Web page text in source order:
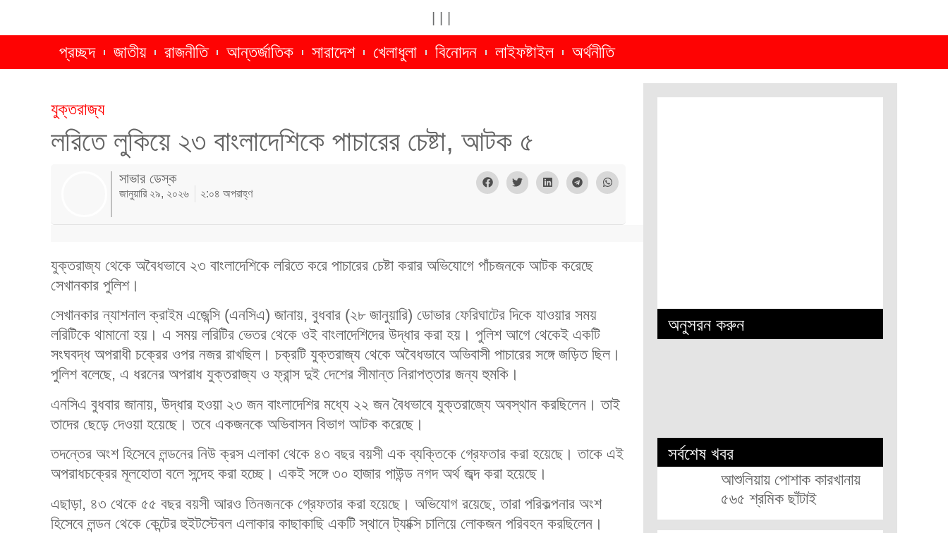
প্রচ্ছদ জাতীয় রাজনীতি আন্তর্জাতিক সারাদেশ খেলাধুলা বিনোদন লাইফষ্টাইল অর্থনীতি
যুক্তরাজ্য
লরিতে লুকিয়ে ২৩ বাংলাদেশিকে পাচারের চেষ্টা, আটক ৫
সাভার ডেস্ক
জানুয়ারি ২৯, ২০২৬ ২:০৪ অপরাহ্ণ
যুক্তরাজ্য থেকে অবৈধভাবে ২৩ বাংলাদেশিকে লরিতে করে পাচারের চেষ্টা করার অভিযোগে পাঁচজনকে আটক করেছে
সেখানকার পুলিশ।
সেখানকার ন্যাশনাল ক্রাইম এজেন্সি (এনসিএ) জানায়, বুধবার (২৮ জানুয়ারি) ডোভার ফেরিঘাটের দিকে যাওয়ার সময়
লরিটিকে থামানো হয়। এ সময় লরিটির ভেতর থেকে ওই বাংলাদেশিদের উদ্ধার করা হয়। পুলিশ আগে থেকেই একটি
সংঘবদ্ধ অপরাধী চক্রের ওপর নজর রাখছিল। চক্রটি যুক্তরাজ্য থেকে অবৈধভাবে অভিবাসী পাচারের সঙ্গে জড়িত ছিল।
পুলিশ বলেছে, এ ধরনের অপরাধ যুক্তরাজ্য ও ফ্রান্স দুই দেশের সীমান্ত নিরাপত্তার জন্য হুমকি।
এনসিএ বুধবার জানায়, উদ্ধার হওয়া ২৩ জন বাংলাদেশির মধ্যে ২২ জন বৈধভাবে যুক্তরাজ্যে অবস্থান করছিলেন। তাই
তাদের ছেড়ে দেওয়া হয়েছে। তবে একজনকে অভিবাসন বিভাগ আটক করেছে।
তদন্তের অংশ হিসেবে লন্ডনের নিউ ক্রস এলাকা থেকে ৪৩ বছর বয়সী এক ব্যক্তিকে গ্রেফতার করা হয়েছে। তাকে এই
অপরাধচক্রের মূলহোতা বলে সন্দেহ করা হচ্ছে। একই সঙ্গে ৩০ হাজার পাউন্ড নগদ অর্থ জব্দ করা হয়েছে।
এছাড়া, ৪৩ থেকে ৫৫ বছর বয়সী আরও তিনজনকে গ্রেফতার করা হয়েছে। অভিযোগ রয়েছে, তারা পরিকল্পনার অংশ
হিসেবে লন্ডন থেকে কেন্টের হুইটস্টেবল এলাকার কাছাকাছি একটি স্থানে ট্যাক্সি চালিয়ে লোকজন পরিবহন করছিলেন।
অনুসরন করুন
সর্বশেষ খবর
আশুলিয়ায় পোশাক কারখানায়
৫৬৫ শ্রমিক ছাঁটাই